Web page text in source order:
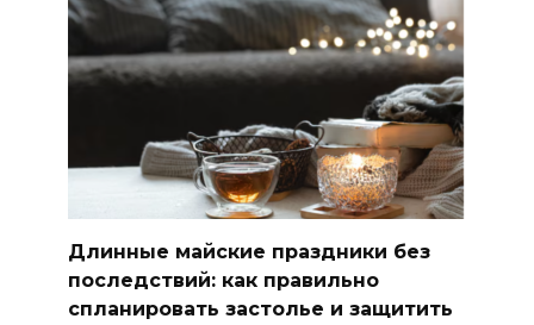
Длинные майские праздники без
последствий: как правильно
спланировать застолье и защитить